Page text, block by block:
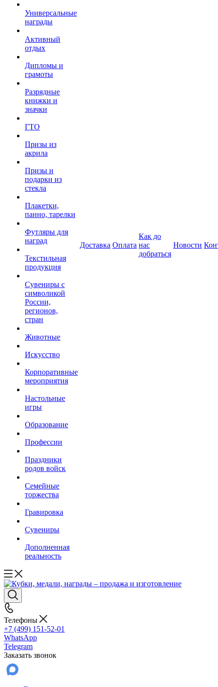
Универсальные
награды
Активный
отдых
Дипломы и
грамоты
Разрядные
книжки и
значки
ГТО
Призы из
акрила
Призы и
подарки из
стекла
Плакетки,
панно, тарелки
Футляры для
наград
Текстильная
продукция
Сувениры с
символикой
России,
регионов,
стран
Животные
Искусство
Корпоративные
мероприятия
Настольные
игры
Образование
Профессии
Праздники
родов войск
Семейные
торжества
Гравировка
Сувениры
Дополненная
реальность
Доставка Оплата
Как до
нас
добраться
Новости
Телефоны
+7 (499) 151-52-01
WhatsApp
Telegram
Заказать звонок